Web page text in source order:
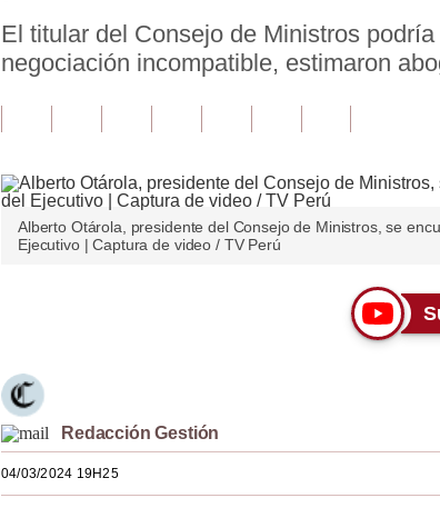
El titular del Consejo de Ministros
negociación incompatible, estimaron
Alberto Otárola, presidente del Consejo de Ministros, se
Ejecutivo | Captura de video / TV Perú
Redacción Gestión
04/03/2024 19H25